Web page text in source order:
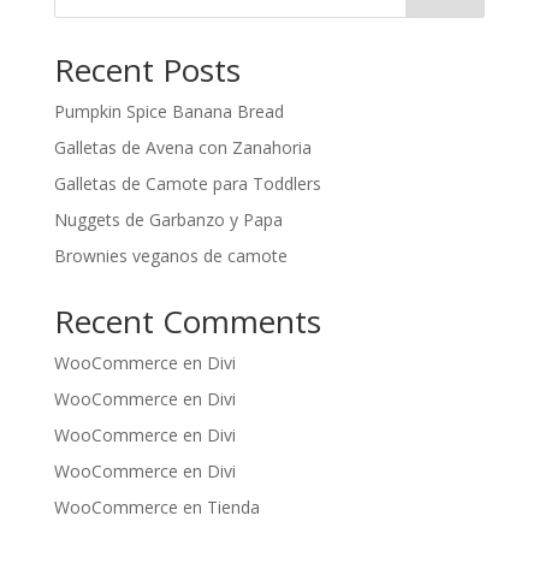
Recent Posts
Pumpkin Spice Banana Bread
Galletas de Avena con Zanahoria
Galletas de Camote para Toddlers
Nuggets de Garbanzo y Papa
Brownies veganos de camote
Recent Comments
WooCommerce en Divi
WooCommerce en Divi
WooCommerce en Divi
WooCommerce en Divi
WooCommerce en Tienda